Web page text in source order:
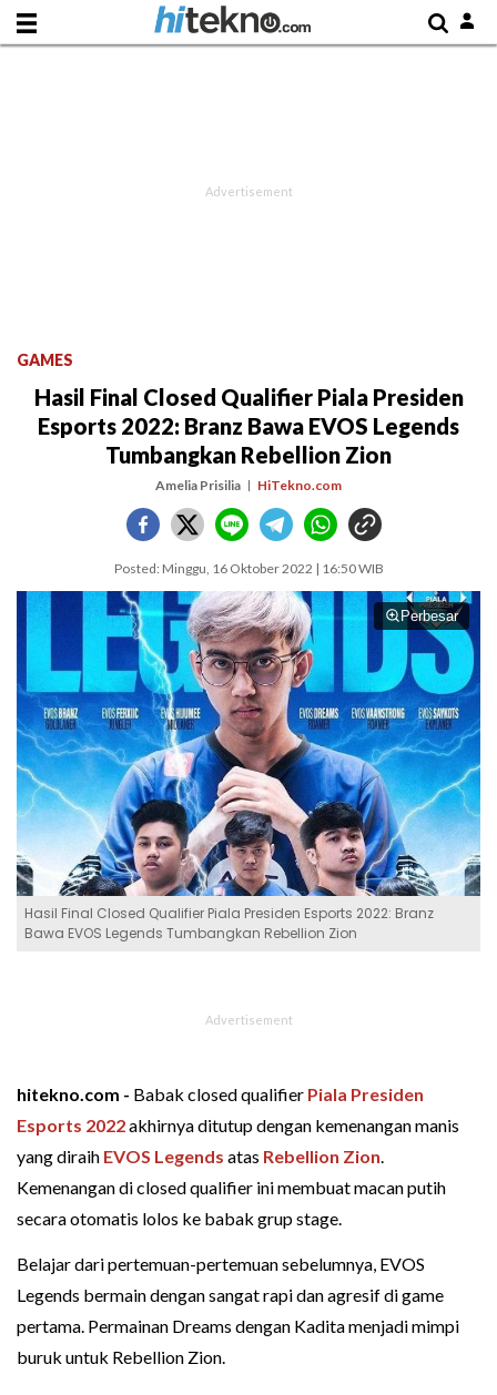
GAMES
Hasil Final Closed Qualifier Piala Presiden
Esports 2022: Branz Bawa EVOS Legends
Tumbangkan Rebellion Zion
Amelia Prisilia HiTekno.com
Posted: Minggu, 16 Oktober 2022 | 16:50 WIB
Perbesar
Hasil Final Closed Qualifier Piala Presiden Esports 2022: Branz
Bawa EVOS Legends Tumbangkan Rebellion Zion
hitekno.com - Babak closed qualifier Piala Presiden
Esports 2022akhirnya ditutup dengan kemenangan manis
yang diraih EVOS Legends atas Rebellion Zion.
Kemenangan di closed qualifier ini membuat macan putih
secara otomatis lolos ke babak grup stage.
Belajar dari pertemuan-pertemuan sebelumnya, EVOS
Legends bermain dengan sangat rapi dan agresif di game
pertama. Permainan Dreams dengan Kadita menjadi mimpi
buruk untuk Rebellion Zion.